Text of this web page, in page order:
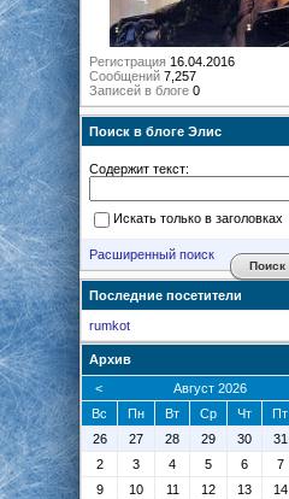
Регистрация 16.04.2016
Сообщений 7,257
Записей в блоге 0
Поиск в блоге Элис
Содержит текст:
Искать только в заголовках
Расширенный поиск
Последние посетители
rumkot
Архив
<
Август 2026
Вс
Пн Вт Ср Чт Пт
26
27 28 29 30 31
2
3 4 5 6 7
9
10 11 12 13 14